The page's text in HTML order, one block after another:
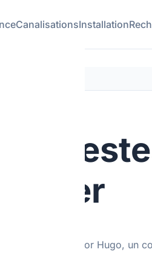
CanalisationsInstallation
5
boulevard Victor Hugo, un